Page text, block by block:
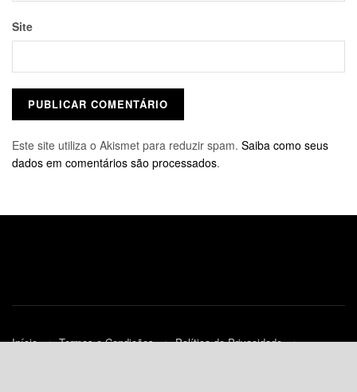
Site
Este site utiliza o Akismet para reduzir spam. Saiba como seus
dados em comentários são processados.
Início Termos e Condições
Política de Privacidade